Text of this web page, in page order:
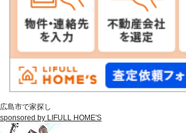
広島市で家探し
sponsored by LIFULL HOME'S